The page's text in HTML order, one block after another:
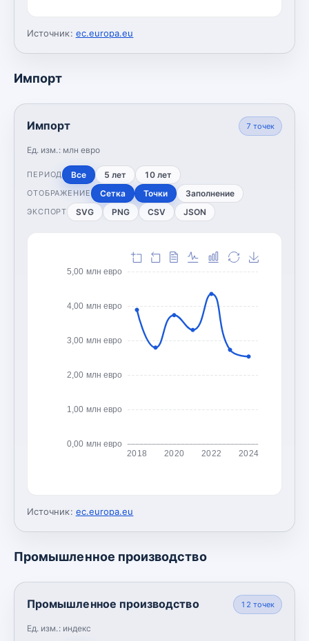
Источник: ec.europa.eu
Импорт
Импорт
Ед. изм.: млн евро
7 точек
ПЕРИОД Все 5 лет 10 лет
ОТОБРАЖЕНИЕ Сетка Точки Заполнение
ЭКСПОРТ SVG PNG CSV JSON
0,00 млн евро
1,00 млн евро
2,00 млн евро
3,00 млн евро
4,00 млн евро
5,00 млн евро
2018 2020 2022 2024
Источник: ec.europa.eu
Промышленное производство
Промышленное производство
Ед. изм.: индекс
12 точек